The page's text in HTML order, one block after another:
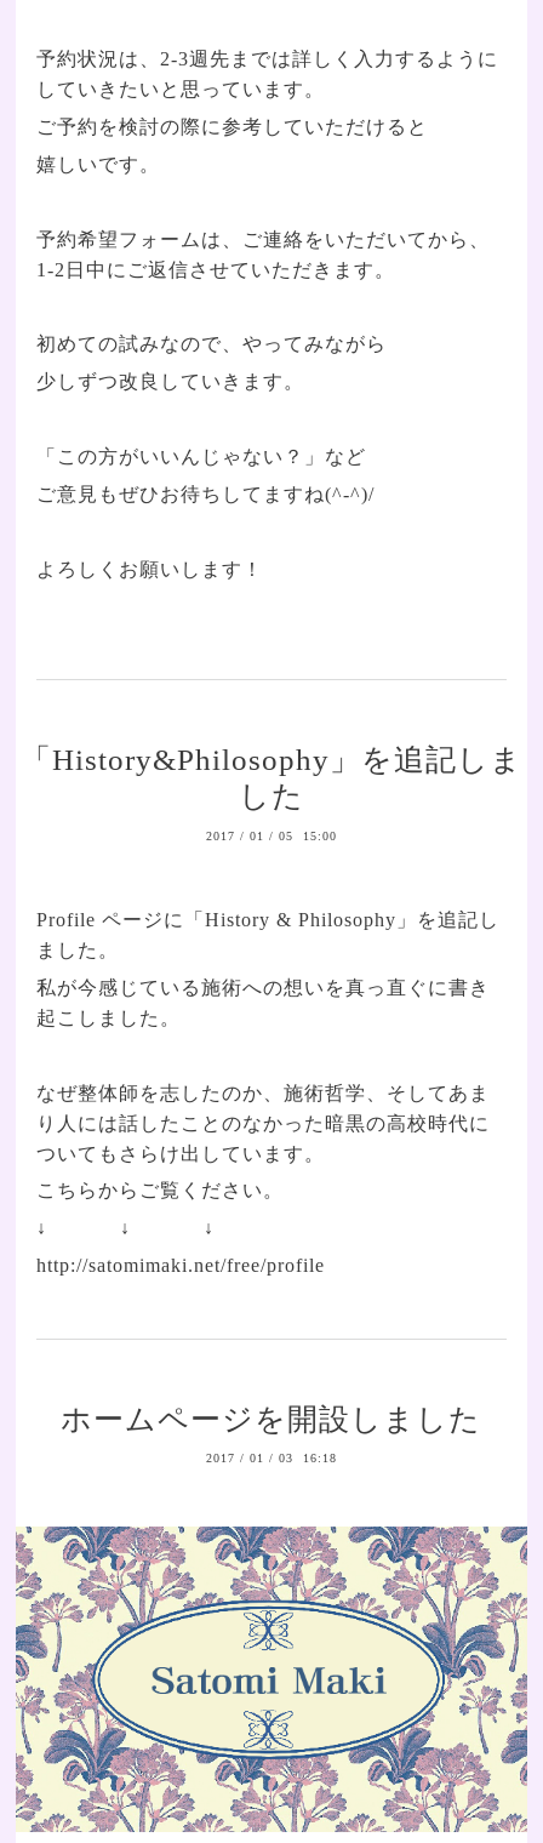
予約状況は、2-3週先までは詳しく入力するように
していきたいと思っています。
ご予約を検討の際に参考していただけると
嬉しいです。
予約希望フォームは、ご連絡をいただいてから、
1-2日中にご返信させていただきます。
初めての試みなので、やってみながら
少しずつ改良していきます。
「この方がいいんじゃない？」など
ご意見もぜひお待ちしてますね(^-^)/
よろしくお願いします！
「History&Philosophy」を追記しま
した
2017 / 01 / 05 15:00
Profile ページに「History & Philosophy」を追記し
ました。
私が今感じている施術への想いを真っ直ぐに書き
起こしました。
なぜ整体師を志したのか、施術哲学、そしてあま
り人には話したことのなかった暗黒の高校時代に
ついてもさらけ出しています。
こちらからご覧ください。
↓ ↓ ↓
http://satomimaki.net/free/profile
ホームページを開設しました
2017 / 01 / 03 16:18